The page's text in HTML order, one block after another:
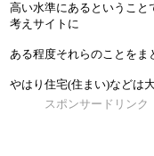
高い水準にあるということ
考えサイトに
ある程度それらのことをま
やはり住宅(住まい)などは
スポンサードリンク